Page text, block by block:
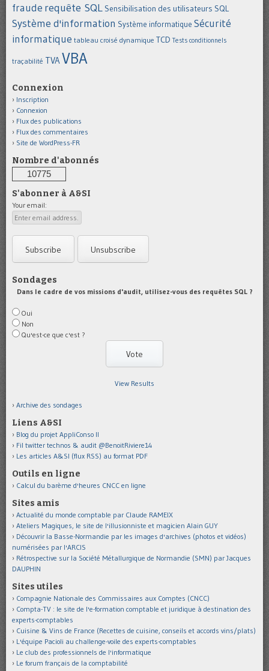
fraude requête SQL Sensibilisation des utilisateurs SQL
Système d'information Système informatique Sécurité
informatique tableau croisé dynamique TCD Tests conditionnels
traçabilité TVAVBA
Connexion
Inscription
Connexion
Flux des publications
Flux des commentaires
Site de WordPress-FR
Nombre d'abonnés
10775
S'abonner à A&SI
Your email:
Sondages
Dans le cadre de vos missions d'audit, utilisez-vous des requêtes SQL ?
Oui
Non
Qu'est-ce que c'est ?
View Results
Archive des sondages
Liens A&SI
Blog du projet AppliConso II
Fil twitter technos & audit @BenoitRiviere14
Les articles A&SI (flux RSS) au format PDF
Outils en ligne
Calcul du barème d'heures CNCC en ligne
Sites amis
Actualité du monde comptable par Claude RAMEIX
Ateliers Magiques, le site de l'illusionniste et magicien Alain GUY
Découvrir la Basse-Normandie par les images d'archives (photos et vidéos)
numérisées par l'ARCIS
Rétrospective sur la Société Métallurgique de Normandie (SMN) par Jacques
DAUPHIN
Sites utiles
Compagnie Nationale des Commissaires aux Comptes (CNCC)
Compta-TV : le site de l'e-formation comptable et juridique à destination des
experts-comptables
Cuisine & Vins de France (Recettes de cuisine, conseils et accords vins/plats)
L'équipe Pacioli au challenge-voile des experts-comptables
Le club des professionnels de l'informatique
Le forum français de la comptabilité